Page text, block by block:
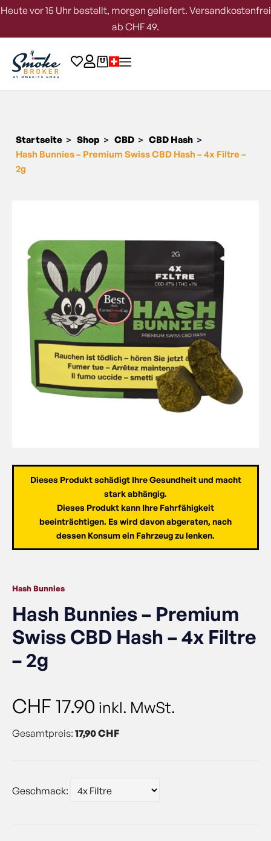
Heute vor 15 Uhr bestellt, morgen geliefert. Versandkostenfrei
ab CHF 49.
Startseite > Shop > CBD > CBD Hash >
Hash Bunnies – Premium Swiss CBD Hash – 4x Filtre –
2g
Dieses Produkt schädigt Ihre Gesundheit und macht
stark abhängig.
Dieses Produkt kann Ihre Fahrfähigkeit
beeinträchtigen. Es wird davon abgeraten, nach
dessen Konsum ein Fahrzeug zu lenken.
Hash Bunnies
Hash Bunnies – Premium
Swiss CBD Hash – 4x Filtre
– 2g
CHF 17.90 inkl. MwSt.
Gesamtpreis: 17,90 CHF
Geschmack: